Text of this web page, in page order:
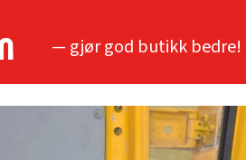
— gjør god butikk bedre!